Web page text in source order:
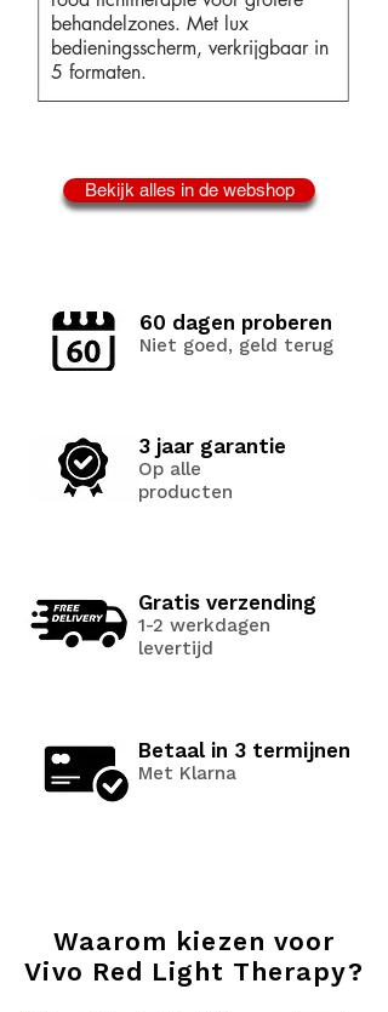
behandelzones. Met lux
bedieningsscherm, verkrijgbaar in
5 formaten.
Bekijk alles in de webshop
60 dagen proberen
Niet goed, geld terug
3 jaar garantie
Op alle
producten
Gratis verzending
1-2 werkdagen
levertijd
Betaal in 3 termijnen
Met Klarna
Waarom kiezen voor
Vivo Red Light Therapy?